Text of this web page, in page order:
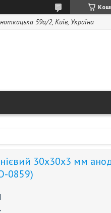
59а/2, Київ, Україна
30х30х3 мм
0859)